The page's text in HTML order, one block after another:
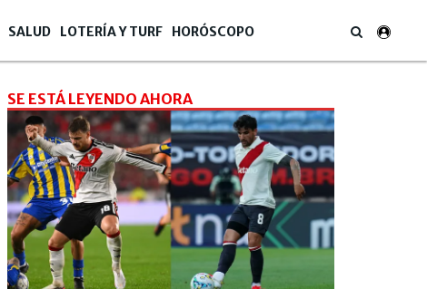
SALUD LOTERÍA Y TURF HORÓSCOPO
SE ESTÁ LEYENDO AHORA